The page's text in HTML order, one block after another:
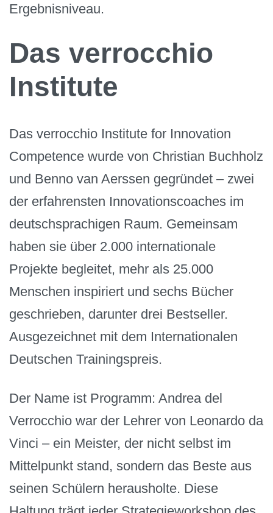
Ergebnisniveau.
Das verrocchio
Institute
Das verrocchio Institute for Innovation
Competence wurde von Christian Buchholz
und Benno van Aerssen gegründet – zwei
der erfahrensten Innovationscoaches im
deutschsprachigen Raum. Gemeinsam
haben sie über 2.000 internationale
Projekte begleitet, mehr als 25.000
Menschen inspiriert und sechs Bücher
geschrieben, darunter drei Bestseller.
Ausgezeichnet mit dem Internationalen
Deutschen Trainingspreis.
Der Name ist Programm: Andrea del
Verrocchio war der Lehrer von Leonardo da
Vinci – ein Meister, der nicht selbst im
Mittelpunkt stand, sondern das Beste aus
seinen Schülern herausholte. Diese